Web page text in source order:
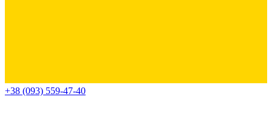
+38 (093) 559-47-40